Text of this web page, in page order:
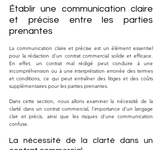
Établir une communication claire
et précise entre les parties
prenantes
La communication claire et précise est un élément essentiel
pour la rédaction d'un contrat commercial solide et efficace.
En effet, un contrat mal rédigé peut conduire à une
incompréhension ou à une interprétation erronée des termes
et conditions, ce qui peut entraîner des litiges et des coûts
supplémentaires pour les parties prenantes.
Dans cette section, nous allons examiner la nécessité de la
clarté dans un contrat commercial, l'importance d'un langage
clair et précis, ainsi que les risques d'une communication
confuse.
La nécessité de la clarté dans un